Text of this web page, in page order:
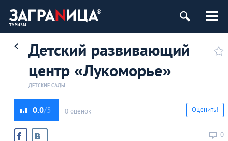
Детский развивающий
центр «Лукоморье»
ДЕТСКИЕ САДЫ
0.0 0 оценок
0
Оценить!